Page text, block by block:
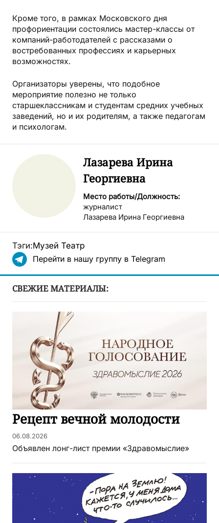
Кроме того, в рамках Московского дня
профориентации состоялись мастер-классы от
компаний-работодателей с рассказами о
востребованных профессиях и карьерных
возможностях.
Организаторы уверены, что подобное
мероприятие полезно не только
старшеклассникам и студентам средних учебных
заведений, но и их родителям, а также педагогам
и психологам.
Лазарева Ирина
Георгиевна
Место работы/Должность:
журналист
Лазарева Ирина Георгиевна
Тэги:Музей Театр
Перейти в нашу группу в Telegram
СВЕЖИЕ МАТЕРИАЛЫ:
Рецепт вечной молодости
06.08.2026
Объявлен лонг-лист премии «Здравомыслие»